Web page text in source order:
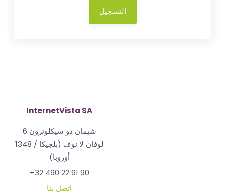
التسجيل
InternetVista SA
شيمان دو سيكلوترون 6
1348 لوفان لا نوف (بلجيكا /
أوروبا)
+32 490 22 91 90
اتصل بنا